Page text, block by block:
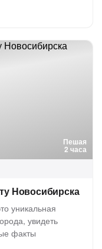
Пешая
2 часа
Новосибирска
уникальная
увидеть
факты